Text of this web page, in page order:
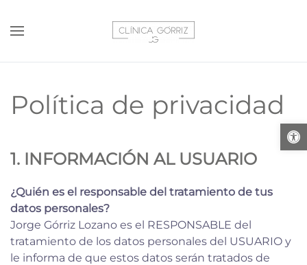
Abrir
Skip to main content
Política de privacidad
1. INFORMACIÓN AL USUARIO
¿Quién es el responsable del tratamiento de tus
datos personales?
Jorge Górriz Lozano es el RESPONSABLE del
tratamiento de los datos personales del USUARIO y
le informa de que estos datos serán tratados de